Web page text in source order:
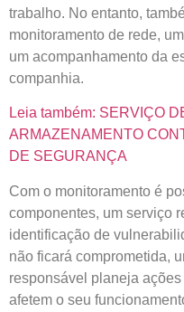
trabalho. No entanto,
monitoramento de rede,
um acompanhamento da
companhia.
Leia também: SERVIÇO
ARMAZENAMENTO
DE SEGURANÇA
Com o monitoramento é
componentes, um serviço
identificação de
não ficará comprometida,
responsável planeja
afetem o seu